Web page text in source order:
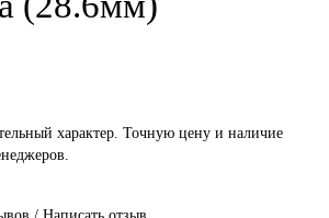
характер. Точную цену и наличие